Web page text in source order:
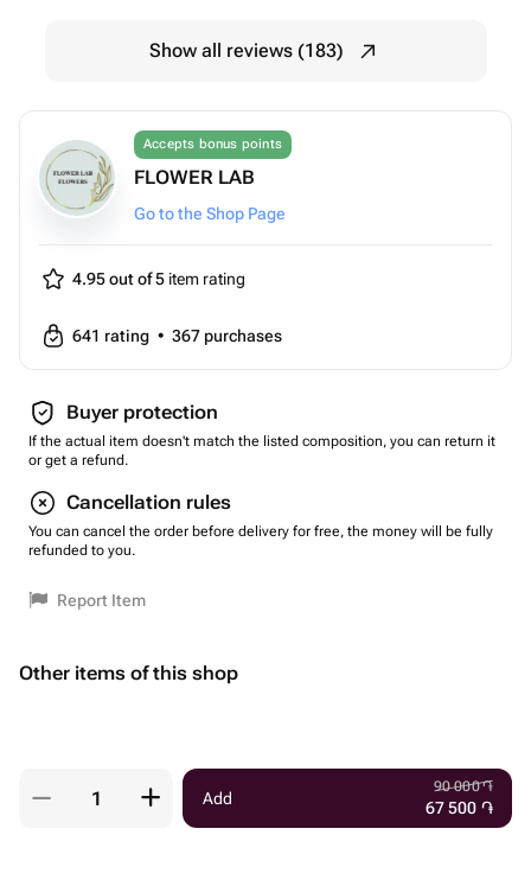
Show all reviews (183)
Accepts bonus points
FLOWER LAB
Go to the Shop Page
4.95 out of 5 item rating
641 rating • 367 purchases
Buyer protection
If the actual item doesn't match the listed composition, you can return it
or get a refund.
Cancellation rules
You can cancel the order before delivery for free, the money will be fully
refunded to you.
Report Item
Other items of this shop
Add
90 000֏
67 500 ֏